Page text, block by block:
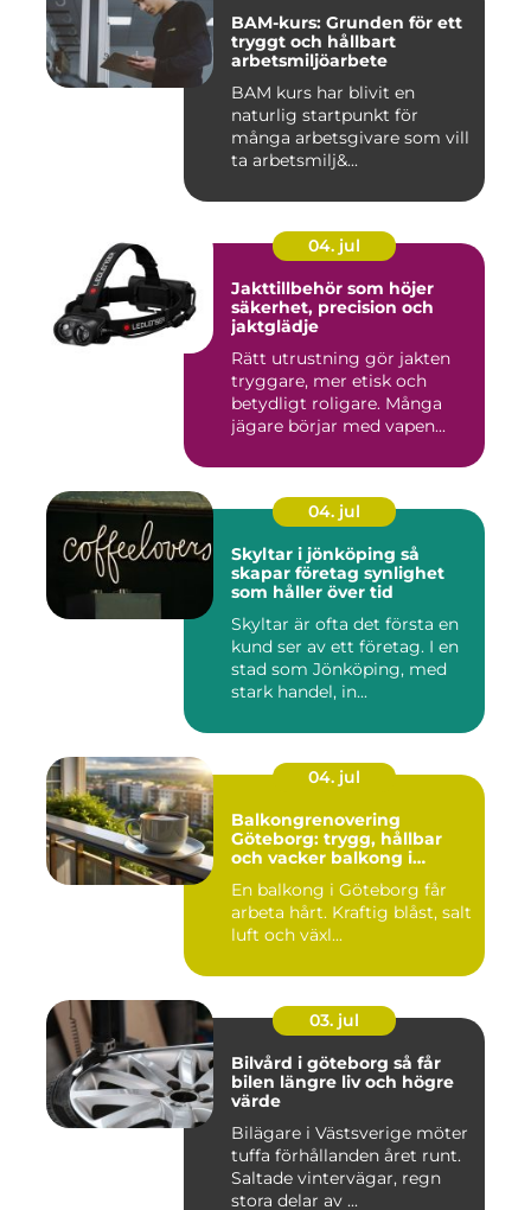
BAM-kurs: Grunden för ett
tryggt och hållbart
arbetsmiljöarbete
BAM kurs har blivit en
naturlig startpunkt för
många arbetsgivare som vill
ta arbetsmilj&...
04. jul
Jakttillbehör som höjer
säkerhet, precision och
jaktglädje
Rätt utrustning gör jakten
tryggare, mer etisk och
betydligt roligare. Många
jägare börjar med vapen...
04. jul
Skyltar i jönköping så
skapar företag synlighet
som håller över tid
Skyltar är ofta det första en
kund ser av ett företag. I en
stad som Jönköping, med
stark handel, in...
04. jul
Balkongrenovering
Göteborg: trygg, hållbar
och vacker balkong i
En balkong i Göteborg får
arbeta hårt. Kraftig blåst, salt
luft och växl...
03. jul
Bilvård i göteborg så får
bilen längre liv och högre
värde
Bilägare i Västsverige möter
tuffa förhållanden året runt.
Saltade vintervägar, regn
stora delar av ...